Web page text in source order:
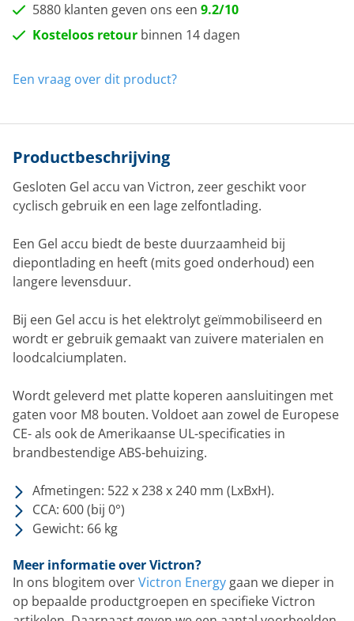
5880 klanten geven ons een 9.2/10
Kosteloos retour binnen 14 dagen
Een vraag over dit product?
Productbeschrijving
Gesloten Gel accu van Victron, zeer geschikt voor
cyclisch gebruik en een lage zelfontlading.
Een Gel accu biedt de beste duurzaamheid bij
diepontlading en heeft (mits goed onderhoud) een
langere levensduur.
Bij een Gel accu is het elektrolyt geïmmobiliseerd en
wordt er gebruik gemaakt van zuivere materialen en
loodcalciumplaten.
Wordt geleverd met platte koperen aansluitingen met
gaten voor M8 bouten. Voldoet aan zowel de Europese
CE- als ook de Amerikaanse UL-specificaties in
brandbestendige ABS-behuizing.
Afmetingen: 522 x 238 x 240 mm (LxBxH).
CCA: 600 (bij 0°)
Gewicht: 66 kg
Meer informatie over Victron?
In ons blogitem overVictron Energy gaan we dieper in
op bepaalde productgroepen en specifieke Victron